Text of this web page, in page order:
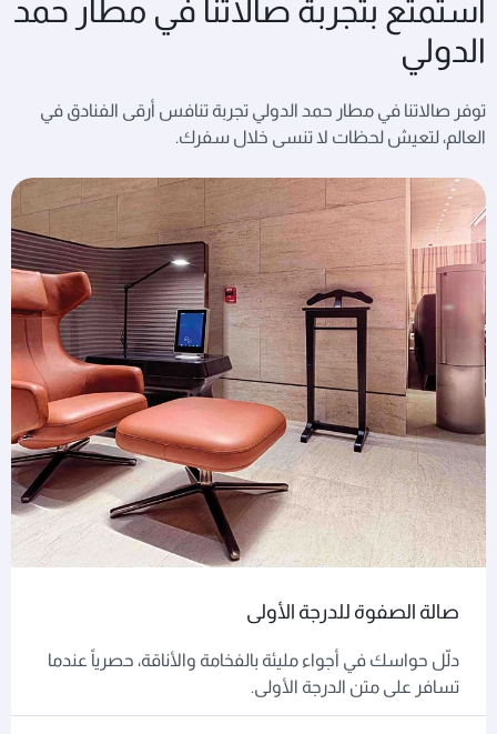
استمتع بتجربة صالاتنا في مطار حمد
الدولي
توفر صالاتنا في مطار حمد الدولي تجربة تنافس أرقى الفنادق في
العالم، لتعيش لحظات لا تنسى خلال سفرك.
صالة الصفوة للدرجة الأولى
دلّل حواسك في أجواء مليئة بالفخامة والأناقة، حصرياً عندما
تسافر على متن الدرجة الأولى.